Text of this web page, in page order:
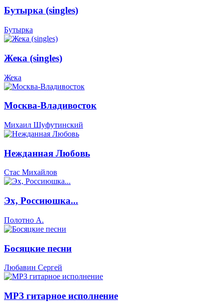
Бутырка (singles)
Бутырка
Жека (singles)
Жека
Москва-Владивосток
Михаил Шуфутинский
Нежданная Любовь
Стас Михайлов
Эх, Россиюшка...
Полотно А.
Босяцкие песни
Любавин Сергей
МРЗ гитарное исполнение